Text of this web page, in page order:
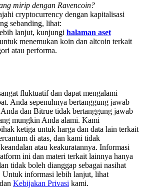
Carnival
· 33,333 USDT Bonus
10% APR
| Daily Rewards
Fest
Win 200,000 USDT
mirip dengan Ravencoin?
cryptocurrency dengan kapitalisasi
sebanding, lihat:
lanjut, kunjungi halaman aset
menemukan koin dan altcoin terkait
atau performa.
fluktuatif dan dapat mengalami
Anda sepenuhnya bertanggung jawab
Anda dan Bitrue tidak bertanggung jawab
mungkin Anda alami. Kami
ketiga untuk harga dan data lain terkait
di atas, dan kami tidak
atau keakuratannya. Informasi
ini dan materi terkait lainnya hanya
tidak boleh dianggap sebagai nasihat
Untuk informasi lebih lanjut, lihat
dan Kebijakan Privasi kami.